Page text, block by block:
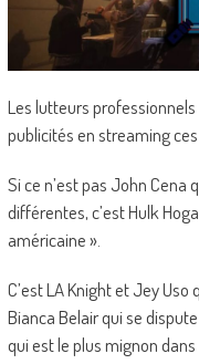
Les lutteurs
publicités en streaming
Si ce n’est pas John Cena
différentes, c’est Hulk
américaine ».
C’est LA Knight et Jey
Bianca Belair qui se
qui est le plus mignon